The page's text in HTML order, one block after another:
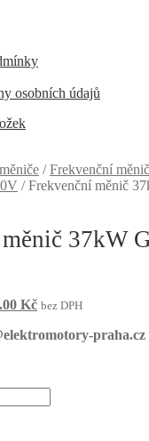
osobních údajů
/Frekvenční
/Frekvenční měnič
37kW
KčAktuální
je:
bez DPH
praha.cz